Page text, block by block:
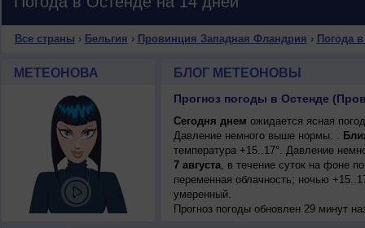
Все страны › Бельгия › Провинция Западная Фландрия › Погода
МЕТЕОНОВА БЛОГ МЕТЕОНОВЫ
Прогноз погоды в Остенде
Сегодня днем ожидается ясная
Давление немного выше нормы. .
температура +15..17°. Давление
7 августа, в течение суток на фоне
переменная облачность; ночью
умеренный.
Прогноз погоды обновлен 29 минут